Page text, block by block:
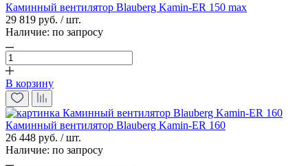
Каминный вентилятор Blauberg Kamin-ER 150 max
29 819 руб. / шт.
Наличие: по запросу
В корзину
Каминный вентилятор Blauberg Kamin-ER 160
26 448 руб. / шт.
Наличие: по запросу